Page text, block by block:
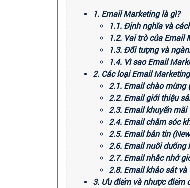
1. Email Marketing là gì?
1.1. Định nghĩa và
1.2. Vai trò của Email
1.3. Đối tượng và
1.4. Vì sao Email
2. Các loại Email
2.1. Email chào mừng
2.2. Email giới thiệu
2.3. Email khuyến mãi
2.4. Email chăm sóc
2.5. Email bản tin
2.6. Email nuôi dưỡng
2.7. Email nhắc nhở
2.8. Email khảo sát
3. Ưu điểm và nhược điểm